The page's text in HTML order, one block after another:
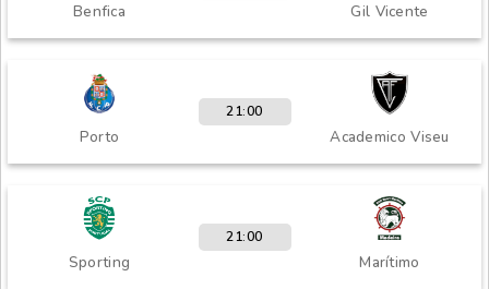
Benfica Gil Vicente
Porto Academico Viseu
21:00
Sporting Marítimo
21:00